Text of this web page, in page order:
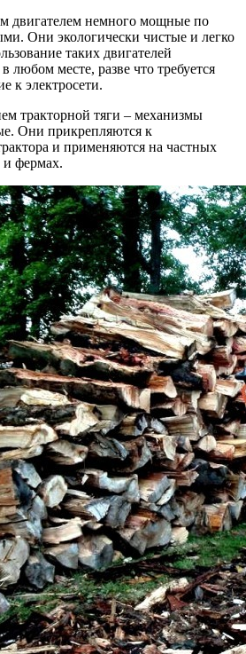
двигателем немного мощные по
Они экологически чистые и легко
таких двигателей
любом месте, разве что требуется
к электросети.
тракторной тяги – механизмы
Они прикрепляются к
и применяются на частных
и фермах.